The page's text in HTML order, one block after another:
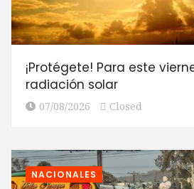
¡Protégete! Para este
radiación solar
07/08/2026 Closed
NACIONALES